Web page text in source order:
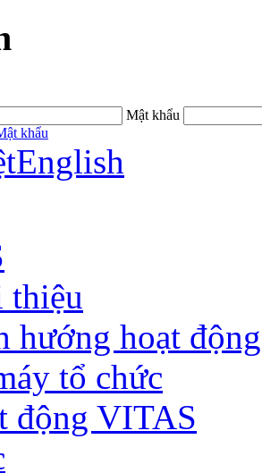
Mật khẩu
khẩu
English
thiệu
hướng hoạt động
tổ chức
động VITAS